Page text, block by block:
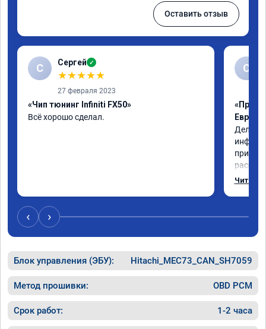
Оставить отзыв
С Сергей ✓
★★★★★
27 февраля 2023
«Чип тюнинг Infiniti FX50»
Всё хорошо сделал.
С
Евро 2»
Делал
Читать
‹ ›
Блок управления (ЭБУ): Hitachi_MEC73_CAN_SH7059
Метод прошивки: OBD PCM
Срок работ: 1-2 часа